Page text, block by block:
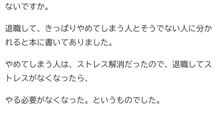
ないですか。
退職して、きっぱりやめてしまう人とそうでない人に分か
れると本に書いてありました。
やめてしまう人は、ストレス解消だったので、退職してス
トレスがなくなったら、
やる必要がなくなった。というものでした。